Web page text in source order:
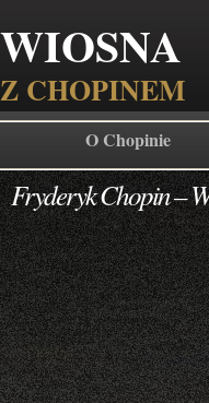
WIOSNA
Z CHOPINEM
O Chopinie
Fryderyk Chopin –